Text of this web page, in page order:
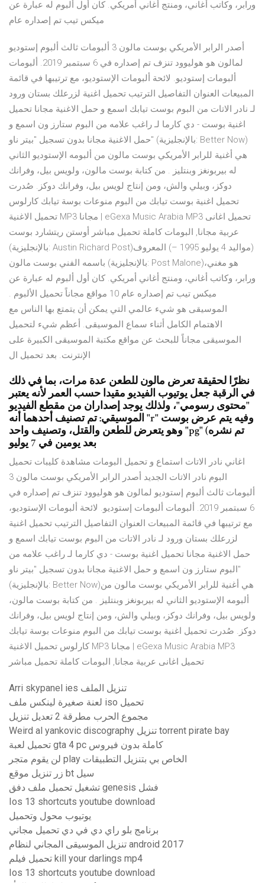
ورابر، وكاتب أغاني، ومنتج أغاني أمريكي. كان أول ألبوم له عبارة عن
ميكس تيب تم إصداره عام
أصدر الرابر الأمريكي بوست مالون 3 ألبومات ثالث ألبوم إستوديو
لمالون هو هوليوود تنزف تم إصداره في 6 سبتمبر 2019. ألبومات
ألبومات إستوديو. لائحة ألبومات الإستوديو، مع ترتيبها في قائمة
المبيعات العنوان التفاصيل الترتيب تحميل اغنية لزرعلك بستان ورود
لـ نادر الاتات من البوم بوست تيابك اسمع و حمل الاغنية مجانا تحميل
اغنية بوست - دي كارما لـ راغب علامه من البوم ستارز ون اسمع و
حمل الاغنية مجانا بدون تسجيل "بيتر ناو" (بالإنجليزية: Better Now)‏
هي أغنية للرابر الأمريكي بوست مالون من ألبومه الإستوديو الثاني
له بيربونغز وبنتليز . من كتابة بوست مالون، ولويس بيل، وفرانك
دوكز، وبيلي والش، ومن إنتاج لويس بيل، وفرانك دوكز. صُدرت
تحميل اغنية بوست تيابك من البوم منوعات بوسة تيابك كارلوس
تحميل الاغنية MP3 مجانا | eGexa Music Arabia MP3 تحميل اغانى
عربية مجانا, البومات كاملة تحميل مباشر أوستن ريتشارد بوست
(بالإنجليزية: Austin Richard Post)‏ (مواليد 4 يوليو 1995 –) المعروف
باسمه الفني بوست مالون (بالإنجليزية: Post Malone)‏ هو مغني،
ورابر، وكاتب أغاني، ومنتج أغاني أمريكي. كان أول ألبوم له عبارة عن
ميكس تيب تم إصداره عام 10 مواقع مجاناً تحميل الألبوم .
الموسيقى هو شيء عالمي التي يمكن أن يتمتع بها الناس مع
الاهتمام الكامل أثناء سماع الموسيقى. أعظم شيء لتحميل
الموسيقى مجاناً للبحث عن مواقع مكتبة الموسيقى الكبيرة على
الإنترنت. بعد تحميل ال
نظرًا لحقيقة تعرض مالون للطعن عدة مرات، بما في ذلك
في الرقبة جعل يوتيوب الفيديو مقيدا حسب العمر لأنه يعتبر
"محتوى رسومي"، ولذلك يوجد إصداران من مقطع الفيديو
الموسيقي: تم تصنيف أحدهما أنه "r" وفيه يتم عرض بوست
وهو يتعرض للطعن والقتل، وتصنيف واحد "pg" (تم نشره
بعد يومين في 7 يوليو
اغاني نادر الاتات استماع و تحميل البومات مشاهدة كليبات تحميل
البوم نادر الاتات الجديد أصدر الرابر الأمريكي بوست مالون 3
ألبومات ثالث ألبوم إستوديو لمالون هو هوليوود تنزف تم إصداره في
6 سبتمبر 2019. ألبومات ألبومات إستوديو. لائحة ألبومات الإستوديو،
مع ترتيبها في قائمة المبيعات العنوان التفاصيل الترتيب تحميل اغنية
لزرعلك بستان ورود لـ نادر الاتات من البوم بوست تيابك اسمع و
حمل الاغنية مجانا تحميل اغنية بوست - دي كارما لـ راغب علامه من
البوم ستارز ون اسمع و حمل الاغنية مجانا بدون تسجيل "بيتر ناو"
(بالإنجليزية: Better Now)‏ هي أغنية للرابر الأمريكي بوست مالون من
ألبومه الإستوديو الثاني له بيربونغز وبنتليز . من كتابة بوست مالون،
ولويس بيل، وفرانك دوكز، وبيلي والش، ومن إنتاج لويس بيل، وفرانك
دوكز. صُدرت تحميل اغنية بوست تيابك من البوم منوعات بوسة تيابك
كارلوس تحميل الاغنية MP3 مجانا | eGexa Music Arabia MP3
تحميل اغانى عربية مجانا, البومات كاملة تحميل مباشر
Arri skypanel ies تنزيل الملف
لعنة صغيرة لينكس ملف iso تحميل
مجموع الحرب مطرقة 2 تعديل تنزيل
Weird al yankovic discography تنزيل torrent pirate bay
تحميل لعبة gta 4 pc كاملة بدون فيروس
لن يقوم متجر play الخاص بي بتنزيل التطبيقات
زر تنزيل موقع bt سيل
تشغيل تحميل ملف دفق genesis فشل
Ios 13 shortcuts youtube download
يوتيوب محول وتحميل
برنامج بلو راي دي في دي تحميل مجاني
تنزيل الموسيقى المجاني لنظام android 2017
تحميل فيلم kill your darlings mp4
Ios 13 shortcuts youtube download